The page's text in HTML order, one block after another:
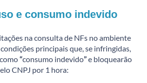
e consumo indevido
na consulta de NFs no ambiente
principais que, se infringidas,
“consumo indevido”e bloquearão
CNPJ por 1 hora: